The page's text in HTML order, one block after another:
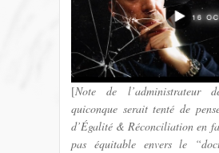
[Note de
quiconque serait tenté de
d’Égalité & Réconciliation en
pas équitable envers le